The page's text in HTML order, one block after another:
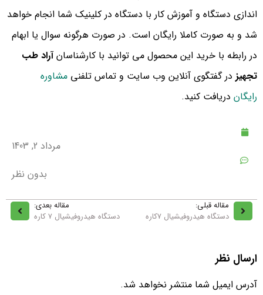
اندازی دستگاه و آموزش کار با دستگاه در کلینیک شما انجام خواهد
شد و به صورت کاملا رایگان است. در صورت هرگونه سوال یا ابهام
در رابطه با خرید این محصول می توانید با کارشناسانآراد طب
تجهیز در گفتگوی آنلاین وب سایت و تماس تلفنی مشاوره
رایگان دریافت کنید.
مرداد 2, 1403
بدون نظر
مقاله قبلی:
دستگاه هیدروفیشیال 7کاره
مقاله بعدی:
دستگاه هیدروفیشیال ۷ کاره
ارسال نظر
آدرس ایمیل شما منتشر نخواهد شد.